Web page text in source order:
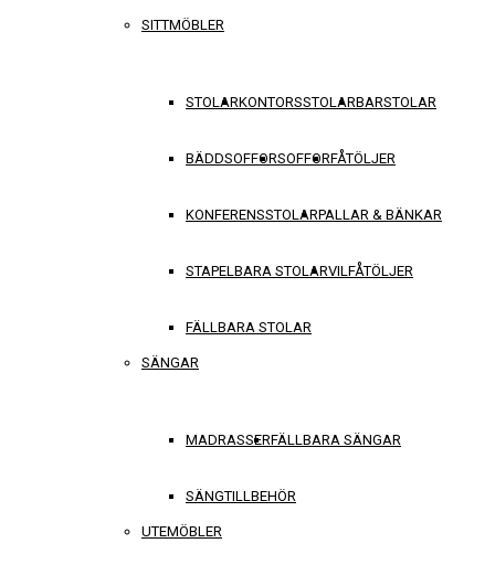
SITTMÖBLER
STOLARKONTORSSTOLARBARSTOLAR
BÄDDSOFFORSOFFORFÅTÖLJER
KONFERENSSTOLARPALLAR & BÄNKAR
STAPELBARA STOLARVILFÅTÖLJER
FÄLLBARA STOLAR
SÄNGAR
MADRASSERFÄLLBARA SÄNGAR
SÄNGTILLBEHÖR
UTEMÖBLER